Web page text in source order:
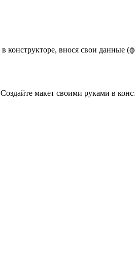
внося свои данные
макет своими руками в